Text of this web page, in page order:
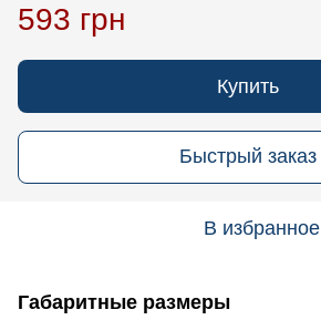
593 грн
Купить
Быстрый заказ
В избранное
Габаритные размеры